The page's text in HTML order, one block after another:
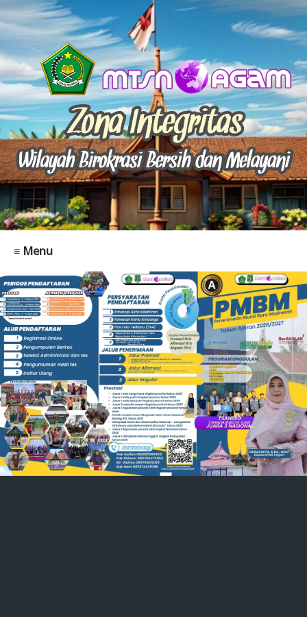
≡ Menu